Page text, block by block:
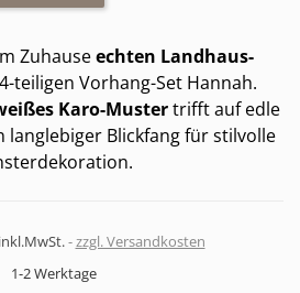
Zuhauseechten Landhaus-
teiligen Vorhang-Set Hannah.
Karo-Mustertrifft auf edle
langlebiger Blickfang für stilvolle
inkl.MwSt. zzgl. Versandkosten
1-2 Werktage